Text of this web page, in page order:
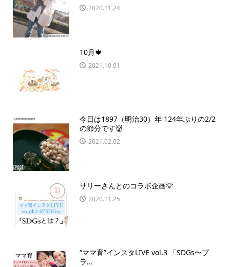
2020.11.24
10月🍁
2021.10.01
今日は1897（明治30）年 124年ぶりの2/2
の節分です👹
2021.02.02
サリーさんとのコラボ企画💡
2020.11.25
“ママ育”インスタLIVE vol.3 「SDGs〜プ
ラ...